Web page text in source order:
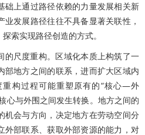
础上通过路径依赖的力量发展相关新
发展路径往往不具备显著关联性，
索实现路径创造的方式。
尺度重构。区域化本质上构筑了一
部地方之间的联系，进而扩大区域内
构过程可能重塑原有的“核心—外
心与外围之间发生转换。地方之间的
机会与方向，决定地方在劳动空间分
外部联系、获取外部资源的能力，对